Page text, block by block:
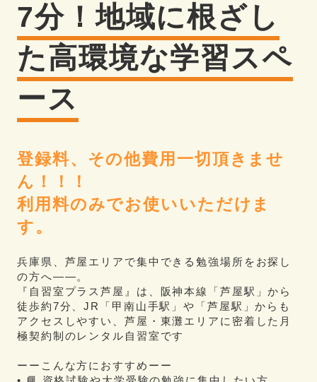
7分！地域に根ざし
た高環境な学習スペ
ース
登録料、その他費用一切頂きませ
ん！！！
利用料のみでお使いいただけま
す。
兵庫県、芦屋エリアで集中できる勉強場所をお探し
の方へ――。
『自習室プラス芦屋』は、阪神本線「芦屋駅」から
徒歩約7分、JR「甲南山手駅」や「芦屋駅」からも
アクセスしやすい、芦屋・東灘エリアに密着した月
極契約制のレンタル自習室です
ーーこんな方におすすめーー